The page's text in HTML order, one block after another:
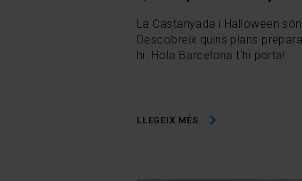
La Castanyada i Halloween
Descobreix quins plans
hi. Hola Barcelona t'hi porta!
LLEGEIX MÉS